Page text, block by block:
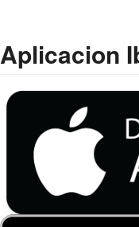
Aplicacion